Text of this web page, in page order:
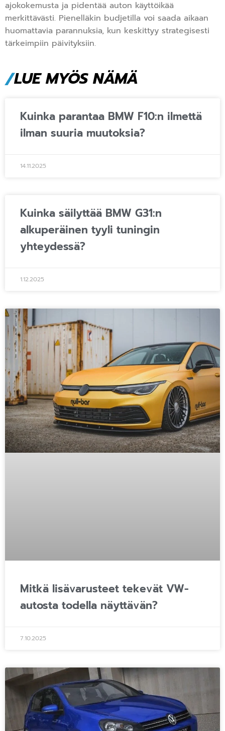
ajokokemusta ja pidentää auton käyttöikää
merkittävästi. Pienelläkin budjetilla voi saada aikaan
huomattavia parannuksia, kun keskittyy strategisesti
tärkeimpiin päivityksiin.
/LUE MYÖS NÄMÄ
Kuinka parantaa BMW F10:n ilmettä
ilman suuria muutoksia?
14.11.2025
Kuinka säilyttää BMW G31:n
alkuperäinen tyyli tuningin
yhteydessä?
1.12.2025
Mitkä lisävarusteet tekevät VW-
autosta todella näyttävän?
7.10.2025